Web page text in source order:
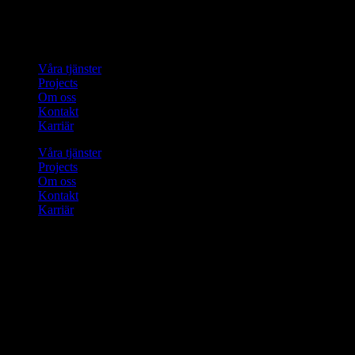
Våra tjänster
Projects
Om oss
Kontakt
Karriär
Våra tjänster
Projects
Om oss
Kontakt
Karriär